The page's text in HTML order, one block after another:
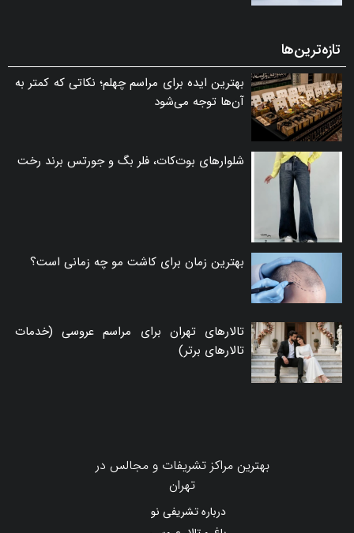
تازه‌ترین‌ها
بهترین ایده برای مراسم چهلم؛ نکاتی که کمتر به
آن‌ها توجه می‌شود
شلوارهای بوت‌کات، فلر بگ و جورتس برند رخت
بهترین زمان برای کاشت مو چه زمانی است؟
تالارهای تهران برای مراسم عروسی (خدمات
تالارهای برتر)
بهترین مراکز تشریفات و مجالس در
تهران
درباره تشریفی نو